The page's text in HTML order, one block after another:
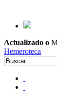
Actualizado o
Hemeroteca